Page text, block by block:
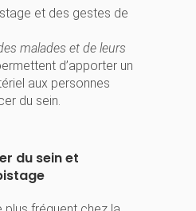
et des gestes de
malades et de leurs
d’apporter un
aux personnes
du sein.
du sein et